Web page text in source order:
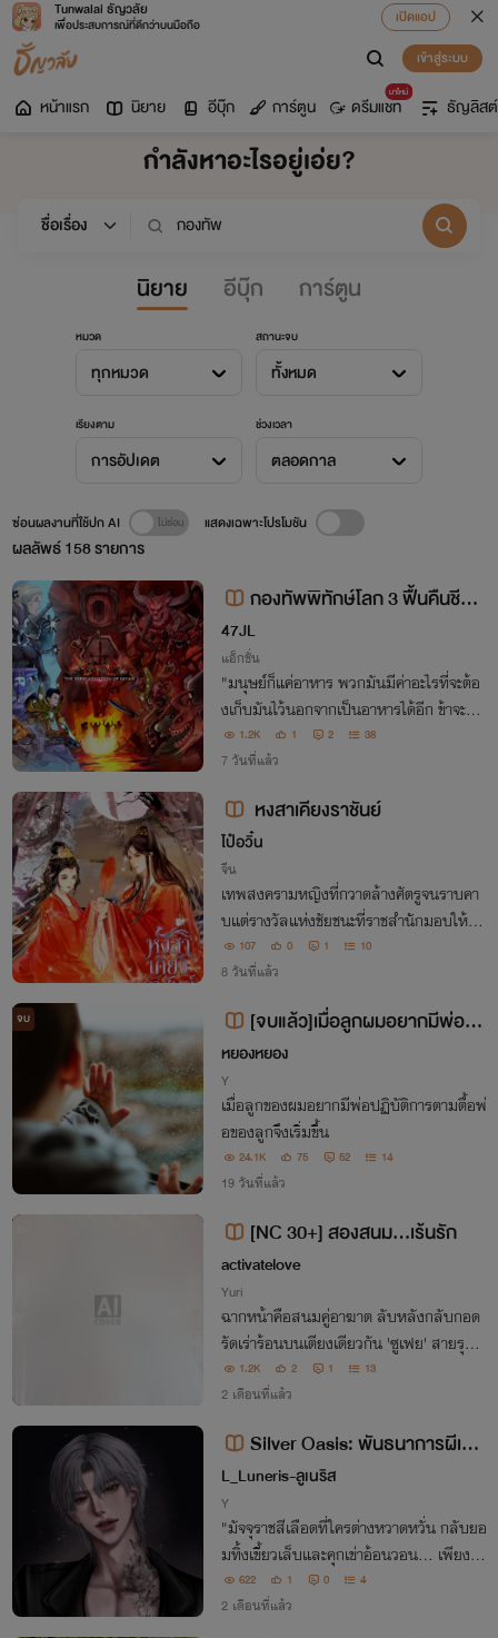
Tunwalai ธัญวลัย
เพื่อประสบการณ์ที่ดีกว่าบนมือถือ
เปิดแอป
เข้าสู่ระบบ
หน้าแรก นิยาย อีบุ๊ก การ์ตูน
มาใหม่
ดรีมแชท ธัญลิสต์
กำลังหาอะไรอยู่เอ่ย?
นิยาย อีบุ๊ก การ์ตูน
หมวด
ทุกหมวด
สถานะจบ
ทั้งหมด
เรียงตาม
การอัปเดต
ช่วงเวลา
ตลอดกาล
ผลลัพธ์158รายการ
ซ่อนผลงานที่ใช้ปก AI แสดงเฉพาะโปรโมชัน
กองทัพพิทักษ์โลก 3 ฟื้นคืนชีพเ
จ้าแห่งซาตานนรก [G.F.E. (Global
Force Elite) Episode 3 The reinc
arnation of satan]
47JL
แอ็กชั่น
"มนุษย์ก็แค่อาหาร พวกมันมีค่าอะไรที่จะต้อ
งเก็บมันไว้นอกจากเป็นอาหารได้อีก ข้าจะคร
องจักรวาลนี้ให้เป็นของเผ่าเมลต์เอง" "ข้าเสี
ยใจที่โลกไม่ต้อนรับข้าอีกครั้ง แต่ข้าดีใจที่จะไ
1.2K 1 2 38
7 วันที่แล้ว
หงสาเคียงราชันย์
ไป๋อวิ๋น
จีน
เทพสงครามหญิงที่กวาดล้างศัตรูจนราบคา
บแต่รางวัลแห่งชัยชนะที่ราชสำนักมอบให้กลั
บเป็นการเรียกตัวเข้าเมืองหลวงเพื่อเป็นว่าที่
พระชายาในศึกแย่งชิงบัลลังก์ คิดจะใช้เกียรติ
ยศมาพันธนาการนางงั้นหรือ หึ ฝันไปเถอะ
107 0 1 10
8 วันที่แล้ว
จบ
[จบแล้ว]เมื่อลูกผมอยากมีพ่อ(M
preg)
หยองหยอง
Y
เมื่อลูกของผมอยากมีพ่อปฏิบัติการตามตื้อพ่
อของลูกจึงเริ่มขึ้น
24.1K 75 52 14
19 วันที่แล้ว
[NC 30+] สองสนม…เร้นรัก
activatelove
Yuri
ฉากหน้าคือสนมคู่อาฆาต ลับหลังกลับกอด
รัดเร่าร้อนบนเตียงเดียวกัน 'ซูเฟย' สายรุกดุ
ดัน ร่วมมือ 'เต๋อเฟย' สายยั่ว ใช้เรือนร่างปั่น
หัวฮ่องเต้ เปลี่ยนวังหลังเป็นสมรภูมิสวาท
1.2K 2 1 13
2 เดือนที่แล้ว
Silver Oasis: พันธนาการผีเสื้อ
เหนือปราการขี้เถ้า | #หมาเด็กของคุ
ณเซน
L_Luneris-ลูเนริส
Y
"มัจจุราชสีเลือดที่ใครต่างหวาดหวั่น กลับยอ
มทิ้งเขี้ยวเล็บและคุกเข่าอ้อนวอน... เพียงเพื่
อขอเศษเสี้ยวความรักจากผีเสื้อปีกหักที่เยือก
เย็นที่สุดในแดนเถื่อน"
622 1 0 4
2 เดือนที่แล้ว